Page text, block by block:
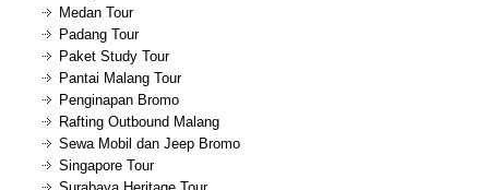
Medan Tour
Padang Tour
Paket Study Tour
Pantai Malang Tour
Penginapan Bromo
Rafting Outbound Malang
Sewa Mobil dan Jeep Bromo
Singapore Tour